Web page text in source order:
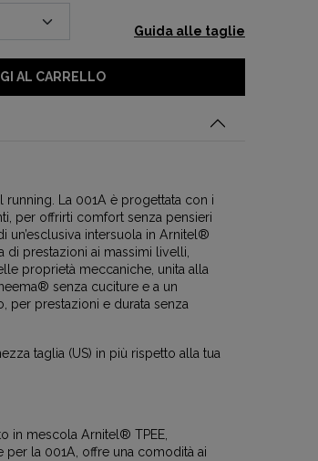
Guida alle taglie
AL CARRELLO
La 001A è progettata con i
per offrirti comfort senza pensieri
un’esclusiva intersuola in Arnitel®
di prestazioni ai massimi livelli,
proprietà meccaniche, unita alla
senza cuciture e a un
per prestazioni e durata senza
taglia (US) in più rispetto alla tua
in mescola Arnitel® TPEE,
per la 001A, offre una comodità ai